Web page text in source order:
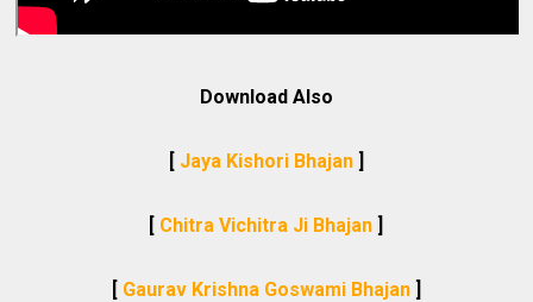
Download Also
[ Jaya Kishori Bhajan]
[ Chitra Vichitra Ji Bhajan ]
[ Gaurav Krishna Goswami Bhajan]